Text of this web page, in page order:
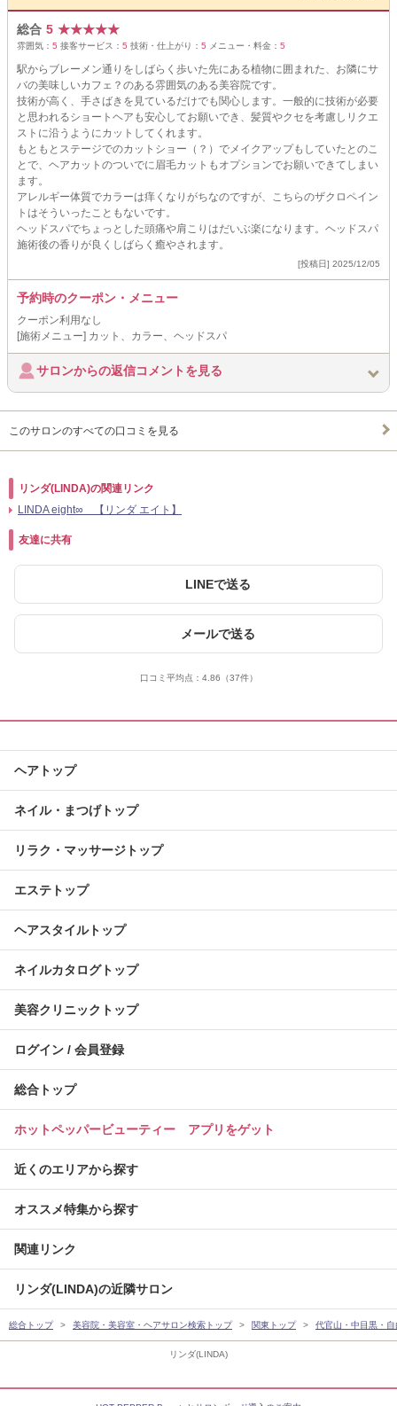
リンダ(LINDA)
総合 5 ★★★★★
雰囲気： 5 接客サービス： 5 技術・仕上がり： 5 メニュー・料金： 5
駅からブレーメン通りをしばらく歩いた先にある植物に囲まれた、お隣にサ
バの美味しいカフェ？のある雰囲気のある美容院です。
技術が高く、手さばきを見ているだけでも関心します。一般的に技術が必要
と思われるショートヘアも安心してお願いでき、髪質やクセを考慮しリクエ
ストに沿うようにカットしてくれます。
もともとステージでのカットショー（？）でメイクアップもしていたとのこ
とで、ヘアカットのついでに眉毛カットもオプションでお願いできてしまい
ます。
アレルギー体質でカラーは痒くなりがちなのですが、こちらのザクロペイン
トはそういったこともないです。
ヘッドスパでちょっとした頭痛や肩こりはだいぶ楽になります。ヘッドスパ
施術後の香りが良くしばらく癒やされます。
[投稿日] 2025/12/05
予約時のクーポン・メニュー
クーポン利用なし
[施術メニュー] カット、カラー、ヘッドスパ
サロンからの返信コメントを見る
このサロンのすべての口コミを見る
リンダ(LINDA)の関連リンク
LINDA eight∞ 【リンダ エイト】
友達に共有
LINEで送る
メールで送る
口コミ平均点： 4.86 （37件）
ヘアトップ
ネイル・まつげトップ
リラク・マッサージトップ
エステトップ
ヘアスタイルトップ
ネイルカタログトップ
美容クリニックトップ
ログイン / 会員登録
総合トップ
ホットペッパービューティー アプリをゲット
近くのエリアから探す
オススメ特集から探す
関連リンク
リンダ(LINDA)の近隣サロン
総合トップ 美容院・美容室・ヘアサロン検索トップ 関東トップ 代官山・中目黒・